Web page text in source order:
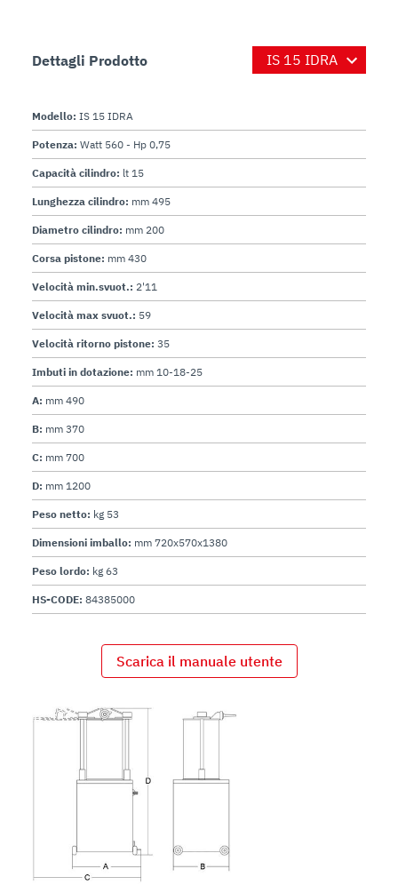
Dettagli Prodotto
Modello: IS 15 IDRA
Potenza: Watt 560 - Hp 0,75
Capacità cilindro: lt 15
Lunghezza cilindro: mm 495
Diametro cilindro: mm 200
Corsa pistone: mm 430
Velocità min.svuot.: 2'11
Velocità max svuot.: 59
Velocità ritorno pistone: 35
Imbuti in dotazione: mm 10-18-25
A: mm 490
B: mm 370
C: mm 700
D: mm 1200
Peso netto: kg 53
Dimensioni imballo: mm 720x570x1380
Peso lordo: kg 63
HS-CODE: 84385000
Scarica il manuale utente